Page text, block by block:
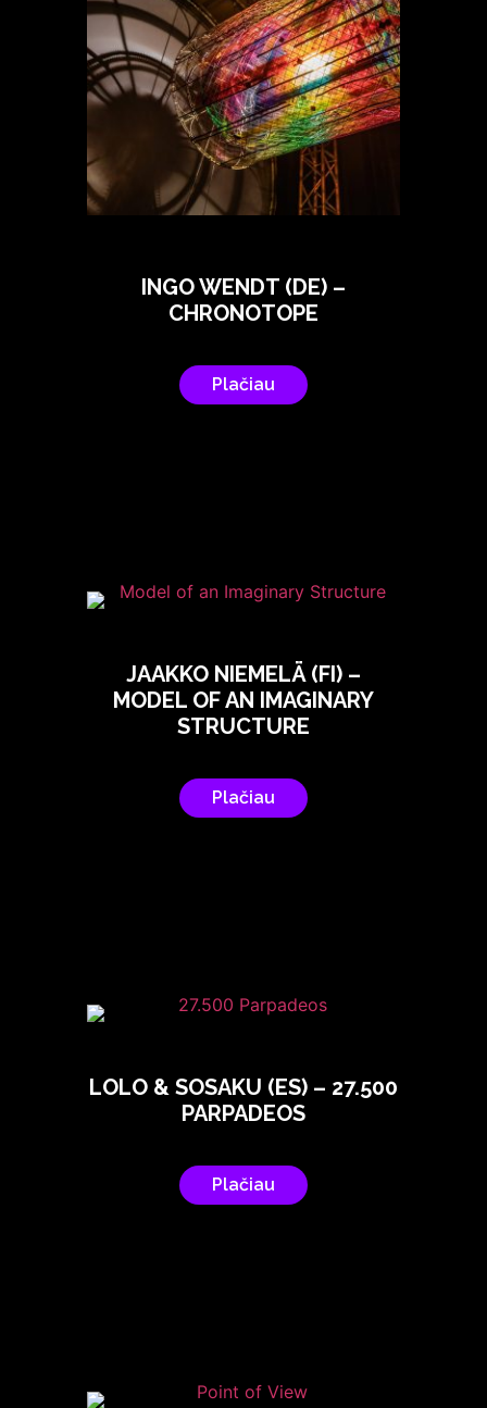
INGO WENDT (DE) –
CHRONOTOPE
Plačiau
JAAKKO NIEMELÄ (FI) –
MODEL OF AN IMAGINARY
STRUCTURE
Plačiau
LOLO & SOSAKU (ES) – 27.500
PARPADEOS
Plačiau